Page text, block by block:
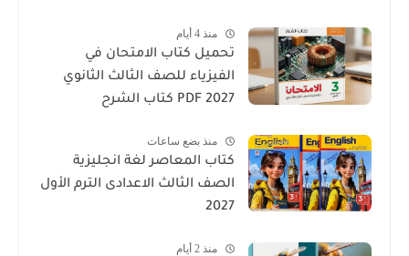
منذ 4 أيام
تحميل كتاب الامتحان في
الفيزياء للصف الثالث الثانوي
2027 PDF كتاب الشرح
منذ بضع ساعات
كتاب المعاصر لغة انجليزية
الصف الثالث الاعدادى الترم الأول
2027
منذ 2 أيام